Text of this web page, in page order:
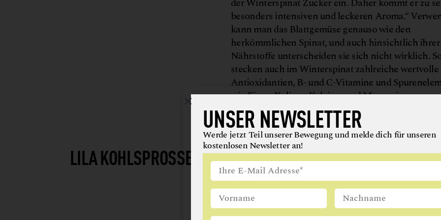
der Winterspinat Zucker ein. Daher kommt er zu
besonders intensiven und leckeren Aroma.“
kann man das Blattgemüse genauso wie den
herkömmlichen Spinat, und auch hinsichtlich ihrer
Nährstoffe unterscheiden sie sich nicht wirklich.
stecken auch im Winterspinat zahlreiche wertvolle
Antioxidantien, B- und C-Vitamine und
wie Eisen, Kalium, Kalzium und Magnesium.
LILA KOHLSPROSSEN
Auch wenn sich die violetten Kohlsprossen nur
von ihren grünen Geschwistern unterscheiden, sind
UNSER NEWSLETTER
Werde jetzt Teil unserer Bewegung und melde dich für unseren
kostenlosen Newsletter an!